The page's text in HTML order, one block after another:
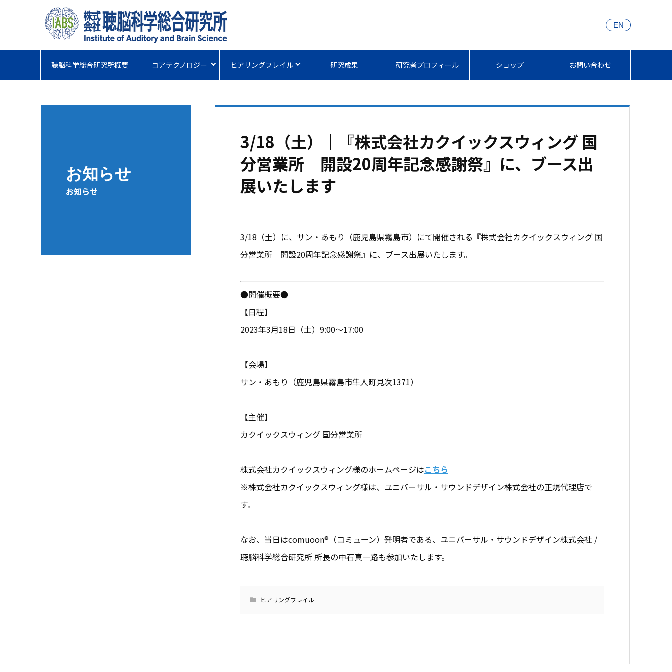
EN
聴脳科学総合研究所概要 コアテクノロジー ヒアリングフレイル 研究成果 研究者プロフィール ショップ お問い合わせ
お知らせ
お知らせ
3/18（土）｜『株式会社カクイックスウィング 国
分営業所 開設20周年記念感謝祭』に、ブース出
展いたします
3/18（土）に、サン・あもり（鹿児島県霧島市）にて開催される『株式会社カクイックスウィング 国
分営業所 開設20周年記念感謝祭』に、ブース出展いたします。
●開催概要●
【日程】
2023年3月18日（土）9:00〜17:00
【会場】
サン・あもり（鹿児島県霧島市隼人町見次1371）
【主催】
カクイックスウィング 国分営業所
株式会社カクイックスウィング様のホームページはこちら
※株式会社カクイックスウィング様は、ユニバーサル・サウンドデザイン株式会社の正規代理店で
す。
なお、当日はcomuoon®（コミューン）発明者である、ユニバーサル・サウンドデザイン株式会社 /
聴脳科学総合研究所 所長の中石真一路も参加いたします。
ヒアリングフレイル